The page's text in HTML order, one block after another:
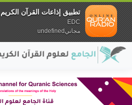
تطبيق إذاعات القرآن الكريم
EDC
مجانيundefined